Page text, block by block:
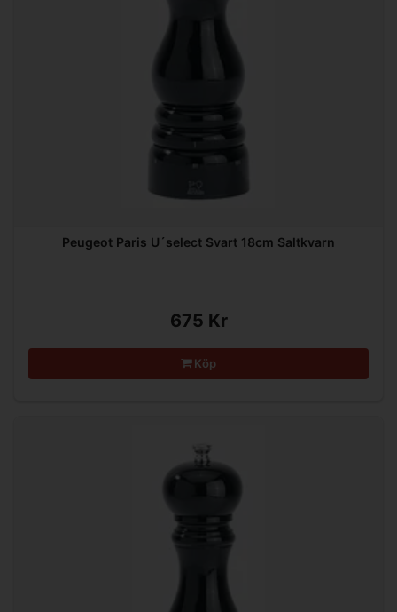
Peugeot Paris U´select Svart 18cm Saltkvarn
675 Kr
Köp